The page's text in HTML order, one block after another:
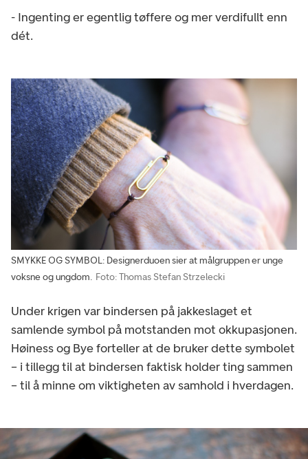
- Ingenting er egentlig tøffere og mer verdifullt enn
dét.
SMYKKE OG SYMBOL: Designerduoen sier at målgruppen er unge
voksne og ungdom. Foto: Thomas Stefan Strzelecki
Under krigen var bindersen på jakkeslaget et
samlende symbol på motstanden mot okkupasjonen.
Høiness og Bye forteller at de bruker dette symbolet
– i tillegg til at bindersen faktisk holder ting sammen
– til å minne om viktigheten av samhold i hverdagen.